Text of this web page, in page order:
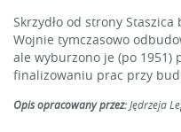
Skrzydło od strony Staszica
Wojnie tymczasowo
ale wyburzono je (po 1951)
finalizowaniu prac przy
Opis opracowany przez:Jędrzeja